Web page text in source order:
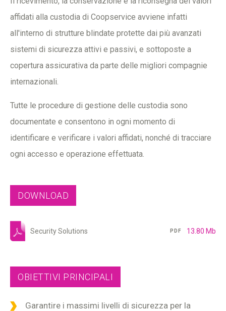
affidati alla custodia di Coopservice avviene infatti
all'interno di strutture blindate protette dai più avanzati
sistemi di sicurezza attivi e passivi, e sottoposte a
copertura assicurativa da parte delle migliori compagnie
internazionali.
Tutte le procedure di gestione delle custodia sono
documentate e consentono in ogni momento di
identificare e verificare i valori affidati, nonché di tracciare
ogni accesso e operazione effettuata.
DOWNLOAD
Security Solutions PDF 13.80 Mb
OBIETTIVI PRINCIPALI
Garantire i massimi livelli di sicurezza per la